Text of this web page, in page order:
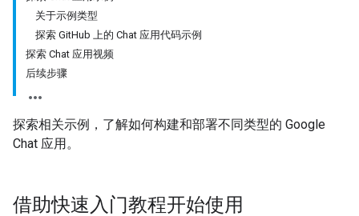
关于示例类型
探索 GitHub 上的 Chat 应用代码示例
探索 Chat 应用视频
后续步骤
探索相关示例，了解如何构建和部署不同类型的 Google
Chat 应用。
借助快速入门教程开始使用